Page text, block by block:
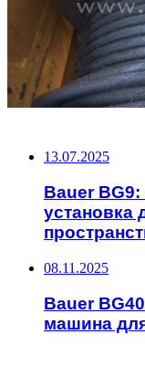
13.07.2025
Bauer
установка
08.11.2025
Bauer
машина